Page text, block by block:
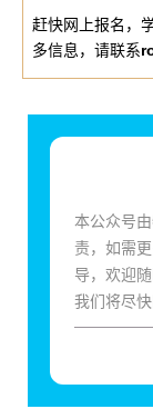
赶快网上报名，
多信息，请联系
本公众号
责，如需
导，欢迎
我们将尽快